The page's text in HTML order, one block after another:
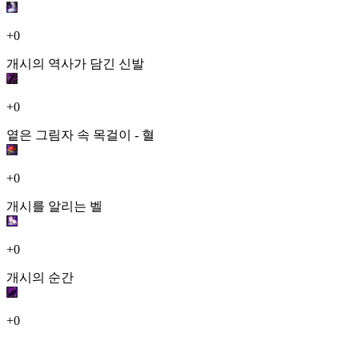
+0
개시의 역사가 담긴 신발
+0
옅은 그림자 속 목걸이 - 혈
+0
개시를 알리는 벨
+0
개시의 순간
+0